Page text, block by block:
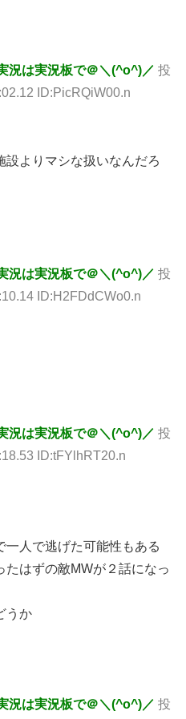
況は実況板で＠＼(^o^)／ 投
ID:PicRQiW00.n
よりマシな扱いなんだろ
況は実況板で＠＼(^o^)／ 投
ID:H2FDdCWo0.n
況は実況板で＠＼(^o^)／ 投
ID:tFYlhRT20.n
一人で逃げた可能性もある
たはずの敵MWが２話になっ
うか
況は実況板で＠＼(^o^)／ 投